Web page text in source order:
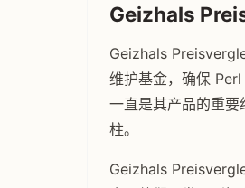
Geizhals
Geizhals
维护基金，确保
一直是其产品的重
柱。
Geizhals